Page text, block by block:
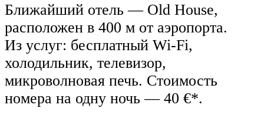
Ближайший отель — Old House,
расположен в 400 м от аэропорта.
Из услуг: бесплатный Wi-Fi,
холодильник, телевизор,
микроволновая печь. Стоимость
номера на одну ночь — 40 €*.